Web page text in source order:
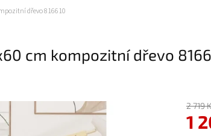
dřevo 816610
cm kompozitní dřevo
2 719
1